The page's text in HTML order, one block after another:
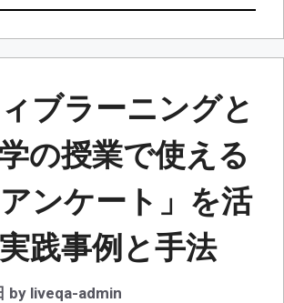
ブラーニングと
の授業で使える
アンケート」を活
践事例と手法
by liveqa-admin